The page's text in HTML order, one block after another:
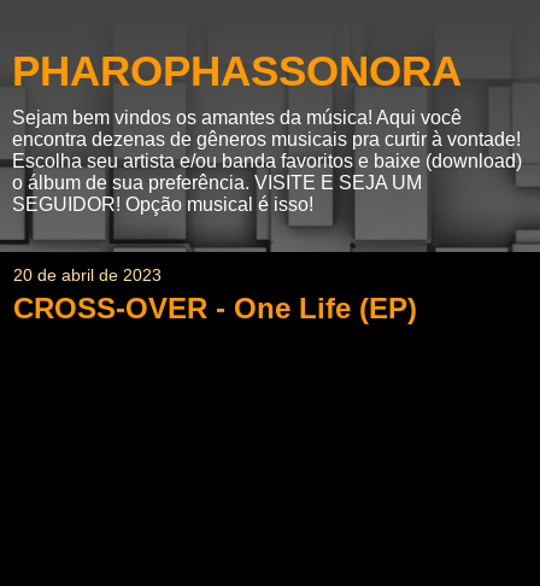
PHAROPHASSONORA
Sejam bem vindos os amantes da música! Aqui você
encontra dezenas de gêneros musicais pra curtir à vontade!
Escolha seu artista e/ou banda favoritos e baixe (download)
o álbum de sua preferência. VISITE E SEJA UM
SEGUIDOR! Opção musical é isso!
20 de abril de 2023
CROSS-OVER - One Life (EP)